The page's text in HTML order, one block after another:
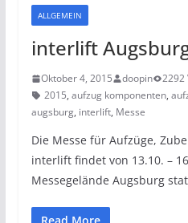
ALLGEMEIN
interlift
Oktober 4, 2015 doopin
2292
2015, aufzug komponenten,
augsburg, interlift, Messe
Die Messe für Aufzüge,
interlift findet von 13.10. –
Messegelände Augsburg